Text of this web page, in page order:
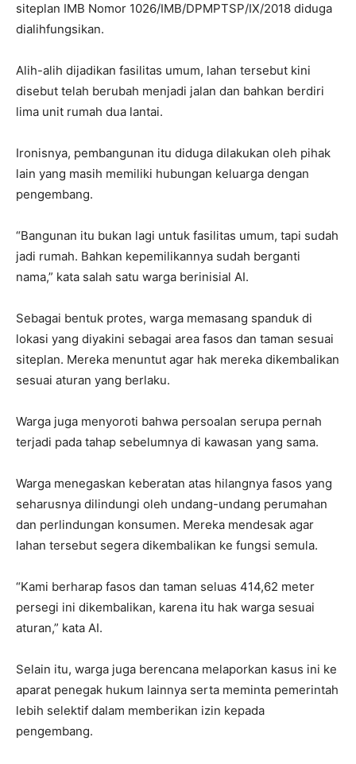
siteplan IMB Nomor 1026/IMB/DPMPTSP/IX/2018 diduga
dialihfungsikan.
Alih-alih dijadikan fasilitas umum, lahan tersebut kini
disebut telah berubah menjadi jalan dan bahkan berdiri
lima unit rumah dua lantai.
Ironisnya, pembangunan itu diduga dilakukan oleh pihak
lain yang masih memiliki hubungan keluarga dengan
pengembang.
“Bangunan itu bukan lagi untuk fasilitas umum, tapi sudah
jadi rumah. Bahkan kepemilikannya sudah berganti
nama,” kata salah satu warga berinisial AI.
Sebagai bentuk protes, warga memasang spanduk di
lokasi yang diyakini sebagai area fasos dan taman sesuai
siteplan. Mereka menuntut agar hak mereka dikembalikan
sesuai aturan yang berlaku.
Warga juga menyoroti bahwa persoalan serupa pernah
terjadi pada tahap sebelumnya di kawasan yang sama.
Warga menegaskan keberatan atas hilangnya fasos yang
seharusnya dilindungi oleh undang-undang perumahan
dan perlindungan konsumen. Mereka mendesak agar
lahan tersebut segera dikembalikan ke fungsi semula.
“Kami berharap fasos dan taman seluas 414,62 meter
persegi ini dikembalikan, karena itu hak warga sesuai
aturan,” kata AI.
Selain itu, warga juga berencana melaporkan kasus ini ke
aparat penegak hukum lainnya serta meminta pemerintah
lebih selektif dalam memberikan izin kepada
pengembang.